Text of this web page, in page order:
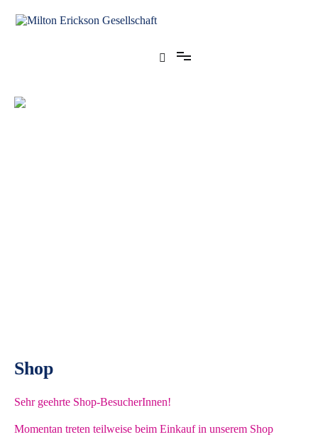
Shop
Sehr geehrte Shop-BesucherInnen!
Momentan treten teilweise beim Einkauf in unserem Shop